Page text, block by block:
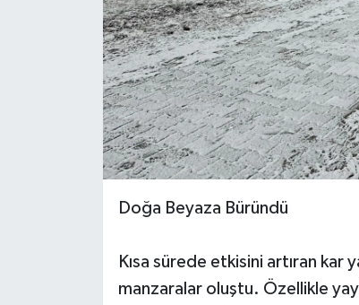
Doğa Beyaza Büründü
Kısa sürede etkisini artıran kar
manzaralar oluştu. Özellikle